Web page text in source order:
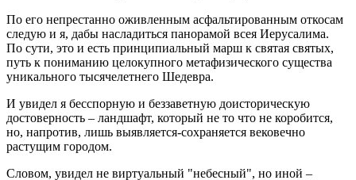
По его непрестанно оживленным асфальтированным откосам
следую и я, дабы насладиться панорамой всея Иерусалима.
По сути, это и есть принципиальный марш к святая святых,
путь к пониманию целокупного метафизического существа
уникального тысячелетнего Шедевра.
И увидел я бесспорную и беззаветную доисторическую
достоверность – ландшафт, который не то что не коробится,
но, напротив, лишь выявляется-сохраняется вековечно
растущим городом.
Словом, увидел не виртуальный "небесный", но иной –